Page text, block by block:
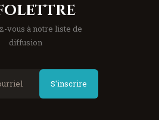
vous à notre liste de
diffusion
S'inscrire